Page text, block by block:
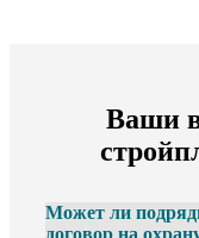
Ваши
Может ли